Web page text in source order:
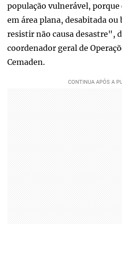
população vulnerável,
em área plana, desabitada ou
resistir não causa desastre",
coordenador geral de
Cemaden.